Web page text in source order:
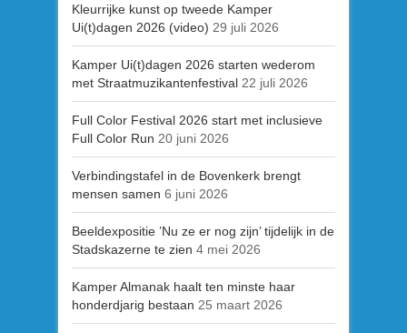
Kleurrijke kunst op tweede Kamper
Ui(t)dagen 2026 (video) 29 juli 2026
Kamper Ui(t)dagen 2026 starten wederom
met Straatmuzikantenfestival 22 juli 2026
Full Color Festival 2026 start met inclusieve
Full Color Run 20 juni 2026
Verbindingstafel in de Bovenkerk brengt
mensen samen 6 juni 2026
Beeldexpositie ’Nu ze er nog zijn’ tijdelijk in de
Stadskazerne te zien 4 mei 2026
Kamper Almanak haalt ten minste haar
honderdjarig bestaan 25 maart 2026